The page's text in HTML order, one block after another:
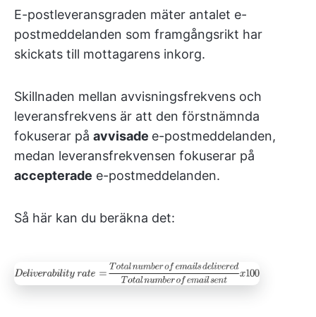
E-postleveransgraden mäter antalet e-
postmeddelanden som framgångsrikt har
skickats till mottagarens inkorg.
Skillnaden mellan avvisningsfrekvens och
leveransfrekvens är att den förstnämnda
fokuserar på avvisade e-postmeddelanden,
medan leveransfrekvensen fokuserar på
accepterade e-postmeddelanden.
Så här kan du beräkna det: